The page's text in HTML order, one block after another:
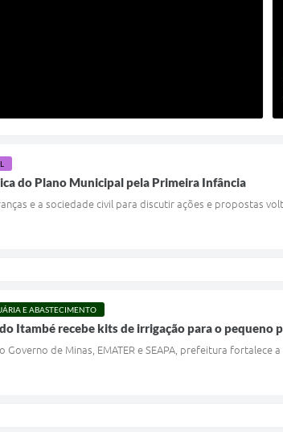
do Plano Municipal pela Primeira Infância
e a sociedade civil para discutir ações e propostas
E ABASTECIMENTO
Itambé recebe kits de irrigação para o pequeno
Governo de Minas, EMATER e SEAPA, prefeitura